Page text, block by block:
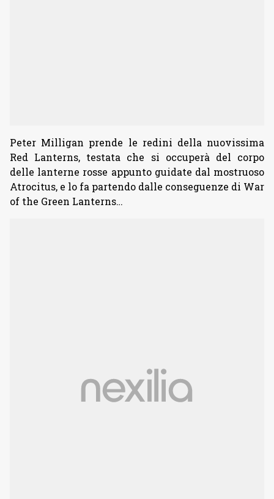
Peter Milligan prende le redini della nuovissima
Red Lanterns, testata che si occuperà del corpo
delle lanterne rosse appunto guidate dal mostruoso
Atrocitus, e lo fa partendo dalle conseguenze di War
of the Green Lanterns…